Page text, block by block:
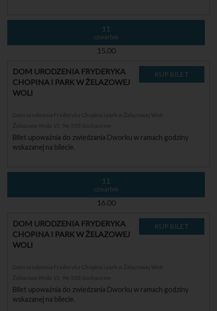
11
czwartek
15.00
DOM URODZENIA FRYDERYKA
CHOPINA I PARK W ŻELAZOWEJ
WOLI
Dom urodzenia Fryderyka Chopina i park w Żelazowej Woli
Żelazowa Wola 15, 96-503 Sochaczew
Bilet upoważnia do zwiedzania Dworku w ramach godziny
wskazanej na bilecie.
11
czwartek
16.00
DOM URODZENIA FRYDERYKA
CHOPINA I PARK W ŻELAZOWEJ
WOLI
Dom urodzenia Fryderyka Chopina i park w Żelazowej Woli
Żelazowa Wola 15, 96-503 Sochaczew
Bilet upoważnia do zwiedzania Dworku w ramach godziny
wskazanej na bilecie.